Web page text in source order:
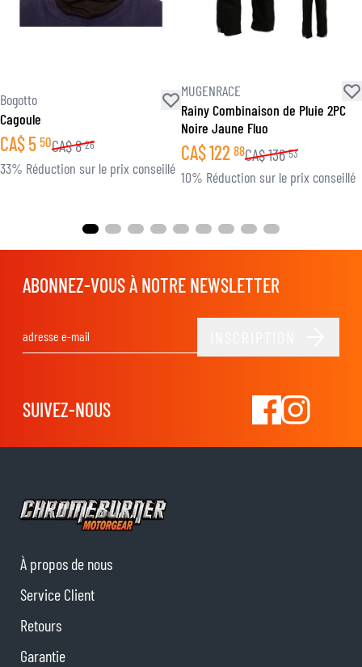
Bogotto
Cagoule
CA$5 50CA$8 26
33% Réduction sur le prix conseillé
MUGENRACE
Rainy Combinaison de Pluie 2PC
Noire Jaune Fluo
CA$122 88CA$136 53
10% Réduction sur le prix conseillé
ABONNEZ-VOUS À NOTRE NEWSLETTER
SUIVEZ-NOUS
À propos de nous
Service Client
Retours
Garantie